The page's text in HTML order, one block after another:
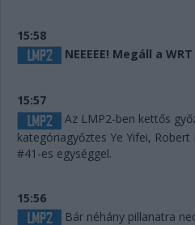
15:58
NEEEEE! Megáll a
15:57
Az LMP2-ben kettős
kategóriagyőztes Ye Yifei,
#41-es egységgel.
15:56
Bár néhány pillanatra